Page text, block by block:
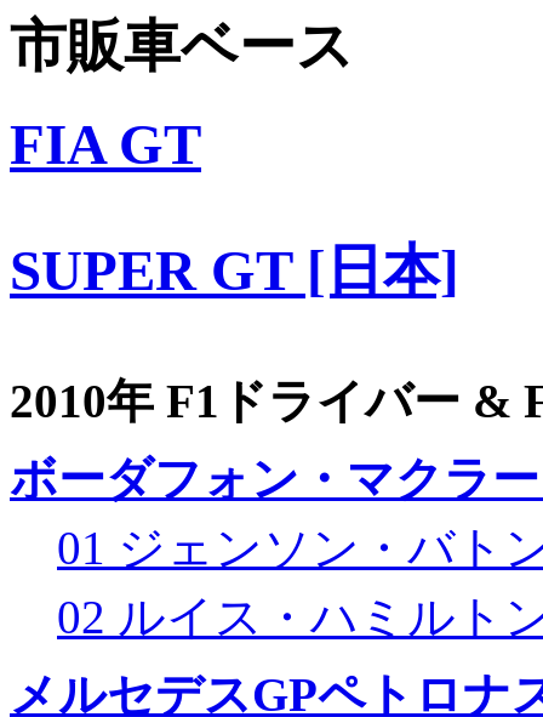
市販車ベース
FIA GT
SUPER GT [日本]
2010年 F1ドライバー &
ボーダフォン・マクラ
01 ジェンソン・バト
02 ルイス・ハミルト
メルセデスGPペトロナ